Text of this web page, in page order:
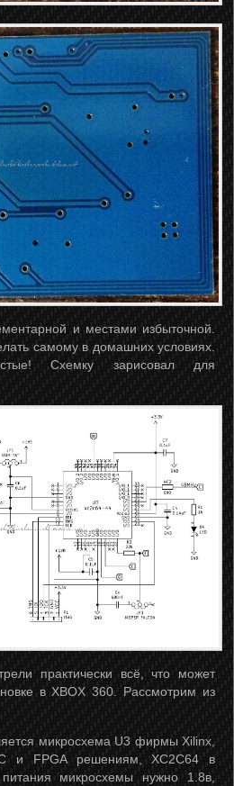
и местами избыточной.
самому в домашних условиях.
Схемку зарисовал для
практически всё, что может
в XBOX 360. Рассмотрим из
микросхема U3 фирмы Xilinx,
и FPGA решениям, XC2C64 в
микросхемы нужно 1.8в,